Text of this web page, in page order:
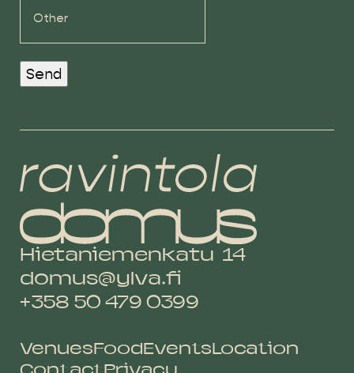
Send
Hietaniemenkatu 14
domus@ylva.fi
+358 50 479 0399
Venues Food Events Location